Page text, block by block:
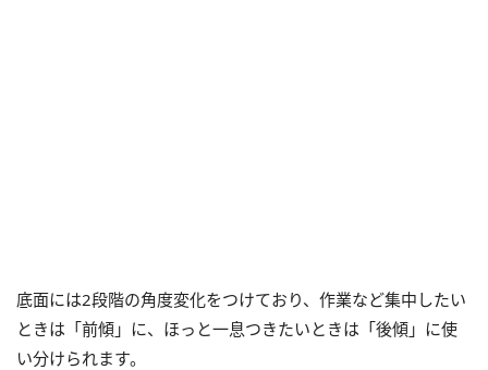
底面には2段階の角度変化をつけており、作業など集中したい
ときは「前傾」に、ほっと一息つきたいときは「後傾」に使
い分けられます。